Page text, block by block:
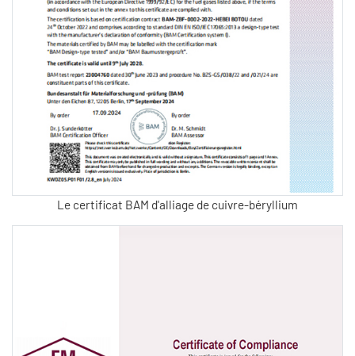
Le certificat BAM d'alliage de cuivre-béryllium